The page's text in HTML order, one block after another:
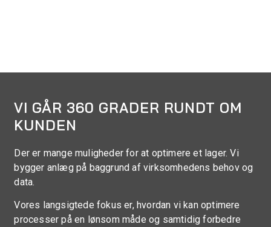
VI GÅR 360 GRADER RUNDT OM
KUNDEN
Der er mange muligheder for at optimere et lager. Vi
bygger anlæg på baggrund af virksomhedens behov og
data.
Vores langsigtede fokus er, hvordan vi kan optimere
processer på en lønsom måde og samtidig forbedre